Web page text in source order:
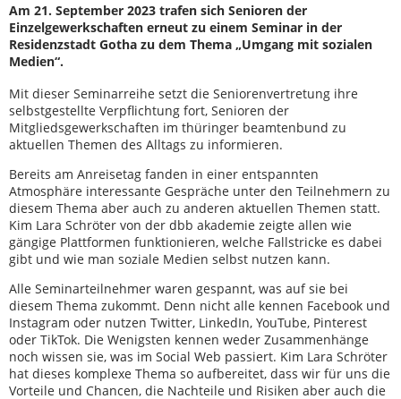
Am 21. September 2023 trafen sich Senioren der
Einzelgewerkschaften erneut zu einem Seminar in der
Residenzstadt Gotha zu dem Thema „Umgang mit sozialen
Medien“.
Mit dieser Seminarreihe setzt die Seniorenvertretung ihre
selbstgestellte Verpflichtung fort, Senioren der
Mitgliedsgewerkschaften im thüringer beamtenbund zu
aktuellen Themen des Alltags zu informieren.
Bereits am Anreisetag fanden in einer entspannten
Atmosphäre interessante Gespräche unter den Teilnehmern zu
diesem Thema aber auch zu anderen aktuellen Themen statt.
Kim Lara Schröter von der dbb akademie zeigte allen wie
gängige Plattformen funktionieren, welche Fallstricke es dabei
gibt und wie man soziale Medien selbst nutzen kann.
Alle Seminarteilnehmer waren gespannt, was auf sie bei
diesem Thema zukommt. Denn nicht alle kennen Facebook und
Instagram oder nutzen Twitter, LinkedIn, YouTube, Pinterest
oder TikTok. Die Wenigsten kennen weder Zusammenhänge
noch wissen sie, was im Social Web passiert. Kim Lara Schröter
hat dieses komplexe Thema so aufbereitet, dass wir für uns die
Vorteile und Chancen, die Nachteile und Risiken aber auch die